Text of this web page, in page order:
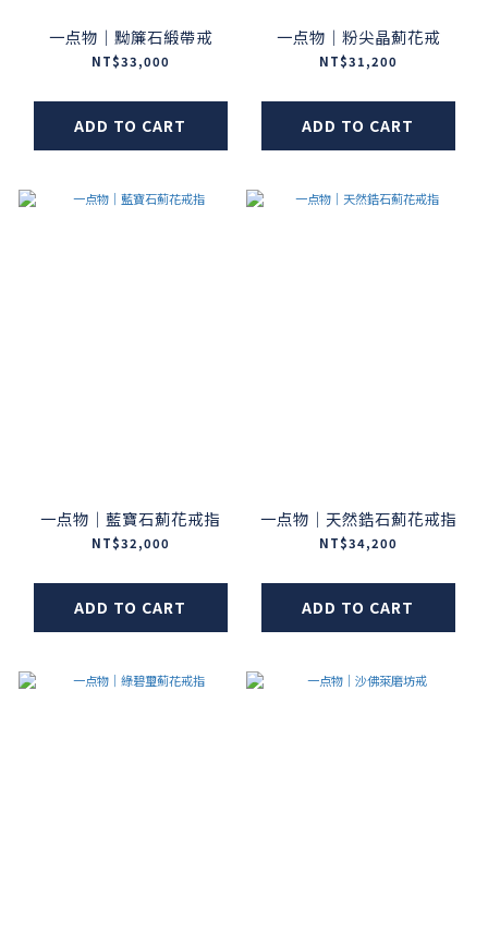
一点物｜黝簾石緞帶戒
NT$33,000
ADD TO CART
一点物｜粉尖晶薊花戒
NT$31,200
ADD TO CART
一点物｜藍寶石薊花戒指
NT$32,000
ADD TO CART
一点物｜天然鋯石薊花戒指
NT$34,200
ADD TO CART